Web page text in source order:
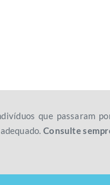
que passaram
Consulte